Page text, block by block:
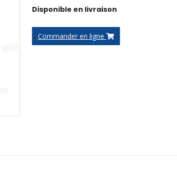
Disponible en livraison
Commander en ligne